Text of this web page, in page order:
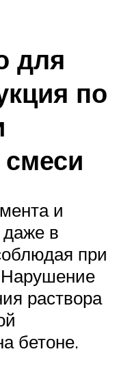
для
по
и
даже в
при
Нарушение
раствора
бетоне.